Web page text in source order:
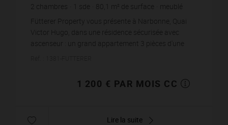
2 chambres sde 80,1 m² de surface
meublé
14,98 €
Fütterer Property vous présente à Narbonne, Quai
Victor Hugo, dans une résidence sécurisée avec
ascenseur : un grand appartement 3 pièces d'une
1 200 € PAR MOIS CC
Lire la suite